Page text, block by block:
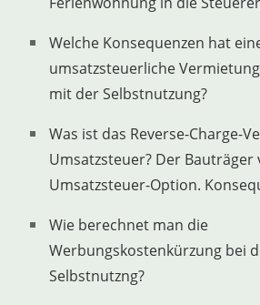
Welche Konsequenzen hat
umsatzsteuerliche
mit der Selbstnutzung?
Was ist das Reverse-Charge-
Umsatzsteuer? Der
Umsatzsteuer-Option.
Wie berechnet man die
Werbungskostenkürzung bei
Selbstnutzng?